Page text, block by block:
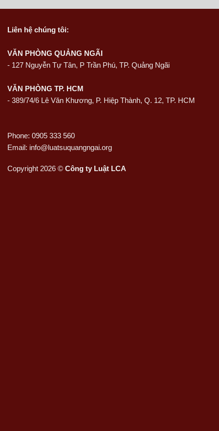
Liên hệ chúng tôi:
VĂN PHÒNG QUẢNG NGÃI
- 127 Nguyễn Tự Tân, P Trần Phú, TP. Quảng Ngãi
VĂN PHÒNG TP. HCM
- 389/74/6 Lê Văn Khương, P. Hiệp Thành, Q. 12, TP. HCM
Phone: 0905 333 560
Email: info@luatsuquangngai.org
Copyright 2026 © Công ty Luật LCA